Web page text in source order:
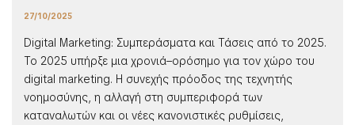
27/10/2025
Digital Marketing: Συμπεράσματα και Τάσεις από το 2025.
Το 2025 υπήρξε μια χρονιά–ορόσημο για τον χώρο του
digital marketing. Η συνεχής πρόοδος της τεχνητής
νοημοσύνης, η αλλαγή στη συμπεριφορά των
καταναλωτών και οι νέες κανονιστικές ρυθμίσεις,